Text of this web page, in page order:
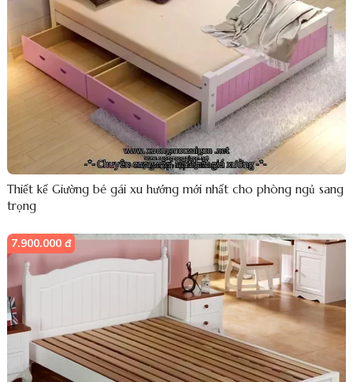
Thiết kế Giường bé gái xu hướng mới nhất cho phòng ngủ sang
trọng
7.900.000 đ